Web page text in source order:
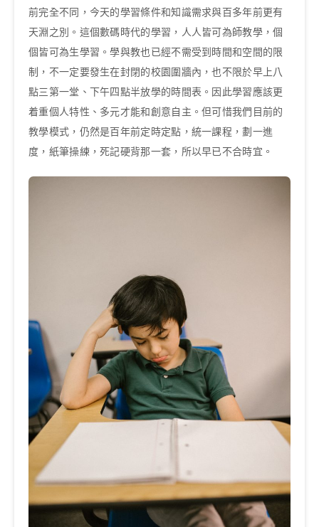
前完全不同，今天的學習條件和知識需求與百多年前更有
天淵之別。這個數碼時代的學習，人人皆可為師教學，個
個皆可為生學習。學與教也已經不需受到時間和空間的限
制，不一定要發生在封閉的校園圍牆內，也不限於早上八
點三第一堂、下午四點半放學的時間表。因此學習應該更
着重個人特性、多元才能和創意自主。但可惜我們目前的
教學模式，仍然是百年前定時定點，統一課程，劃一進
度，紙筆操練，死記硬背那一套，所以早已不合時宜。